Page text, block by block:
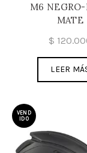
M6 NEGRO-
MATE
$
LEER
VEND
IDO